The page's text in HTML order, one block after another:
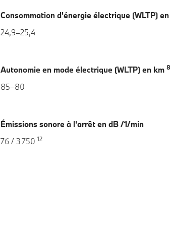
Consommation d'énergie électrique (WLTP)
24,9–25,4
Autonomie en mode électrique (WLTP) en km 8
85–80
Émissions sonore à l'arrêt en dB /1/min
76 / 3 750 12